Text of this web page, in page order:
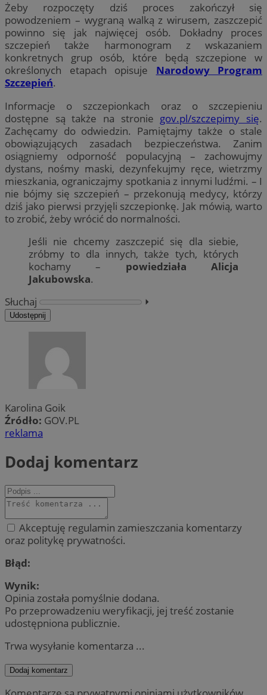
Żeby rozpoczęty dziś proces zakończył się
powodzeniem – wygraną walką z wirusem, zaszczepić
powinno się jak najwięcej osób. Dokładny proces
szczepień także harmonogram z wskazaniem
konkretnych grup osób, które będą szczepione w
określonych etapach opisuje Narodowy Program
Szczepień.
Informacje o szczepionkach oraz o szczepieniu
dostępne są także na stronie gov.pl/szczepimy się.
Zachęcamy do odwiedzin. Pamiętajmy także o stale
obowiązujących zasadach bezpieczeństwa. Zanim
osiągniemy odporność populacyjną – zachowujmy
dystans, nośmy maski, dezynfekujmy ręce, wietrzmy
mieszkania, ograniczajmy spotkania z innymi ludźmi. – I
nie bójmy się szczepień – przekonują medycy, którzy
dziś jako pierwsi przyjęli szczepionkę. Jak mówią, warto
to zrobić, żeby wrócić do normalności.
Jeśli nie chcemy zaszczepić się dla siebie,
zróbmy to dla innych, także tych, których
kochamy – powiedziała Alicja
Jakubowska.
Słuchaj
⏵︎
Udostępnij
Karolina Goik
Źródło: GOV.PL
reklama
Dodaj komentarz
Akceptuję regulamin zamieszczania komentarzy
oraz politykę prywatności.
Błąd:
Wynik:
Opinia została pomyślnie dodana.
Po przeprowadzeniu weryfikacji, jej treść zostanie
udostępniona publicznie.
Trwa wysyłanie komentarza ...
Dodaj komentarz